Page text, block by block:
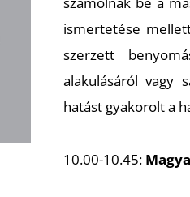
ismertetése
szerzett
alakulásáról vagy
hatást gyakorolt a
10.00-10.45: